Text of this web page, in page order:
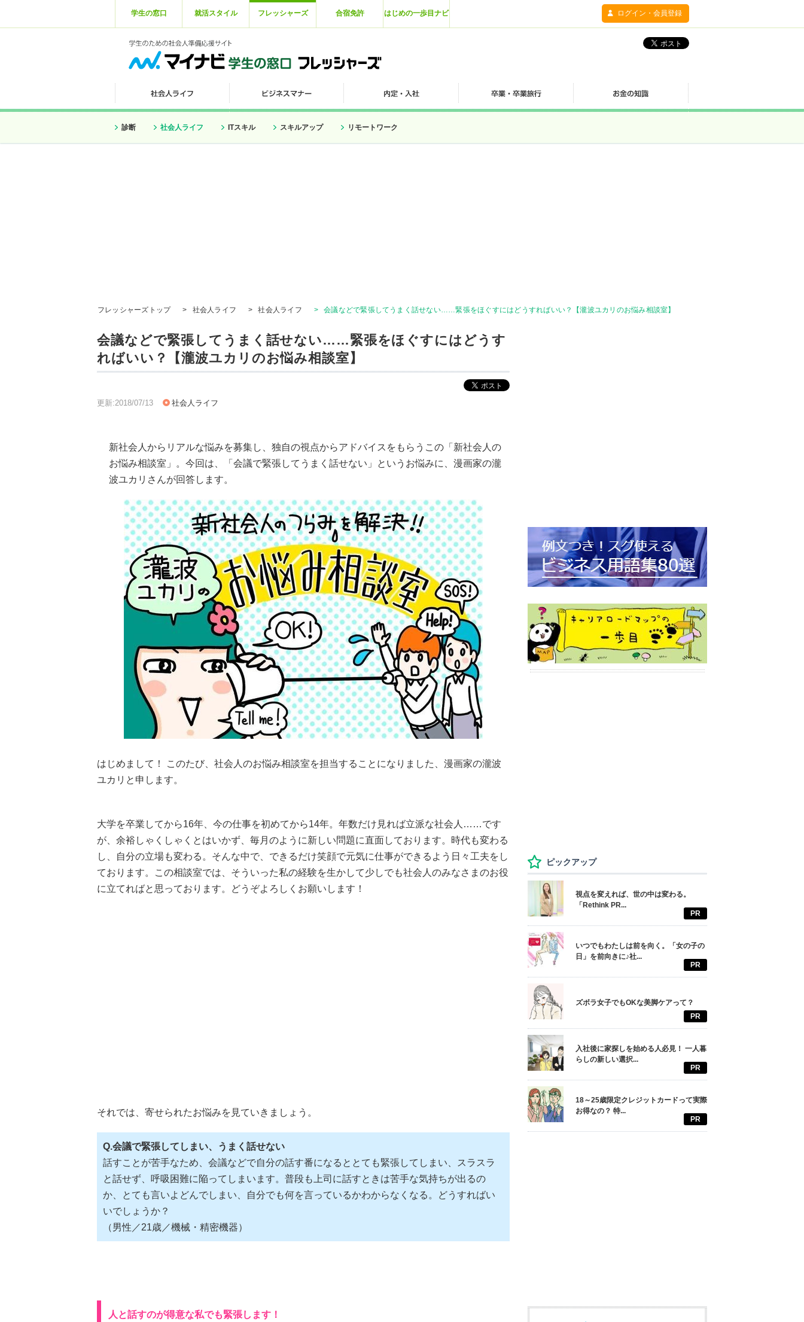
学生の窓口 就活スタイル フレッシャーズ 合宿免許 はじめの一歩目ナビ ログイン・会員登録
診断 社会人ライフ ITスキル スキルアップ リモートワーク
フレッシャーズトップ > 社会人ライフ > 社会人ライフ > 会議などで緊張してうまく話せない……緊張をほぐすにはどうすればいい？【瀧波ユカリのお悩み相談室】
会議などで緊張してうまく話せない……緊張をほぐすにはどうす
ればいい？【瀧波ユカリのお悩み相談室】
更新:2018/07/13 社会人ライフ
新社会人からリアルな悩みを募集し、独自の視点からアドバイスをもらうこの「新社会人の
お悩み相談室」。今回は、「会議で緊張してうまく話せない」というお悩みに、漫画家の瀧
波ユカリさんが回答します。
はじめまして！ このたび、社会人のお悩み相談室を担当することになりました、漫画家の瀧波
ユカリと申します。
大学を卒業してから16年、今の仕事を初めてから14年。年数だけ見れば立派な社会人……です
が、余裕しゃくしゃくとはいかず、毎月のように新しい問題に直面しております。時代も変わる
し、自分の立場も変わる。そんな中で、できるだけ笑顔で元気に仕事ができるよう日々工夫をし
ております。この相談室では、そういった私の経験を生かして少しでも社会人のみなさまのお役
に立てればと思っております。どうぞよろしくお願いします！
それでは、寄せられたお悩みを見ていきましょう。
Q.会議で緊張してしまい、うまく話せない
話すことが苦手なため、会議などで自分の話す番になるととても緊張してしまい、スラスラ
と話せず、呼吸困難に陥ってしまいます。普段も上司に話すときは苦手な気持ちが出るの
か、とても言いよどんでしまい、自分でも何を言っているかわからなくなる。どうすればい
いでしょうか？
（男性／21歳／機械・精密機器）
人と話すのが得意な私でも緊張します！
ピックアップ
視点を変えれば、世の中は変わる。
「Rethink PR...
PR
いつでもわたしは前を向く。「女の子の
日」を前向きに♪社...
PR
ズボラ女子でもOKな美脚ケアって？
PR
入社後に家探しを始める人必見！ 一人暮
らしの新しい選択...
PR
18～25歳限定クレジットカードって実際
お得なの？ 特...
PR